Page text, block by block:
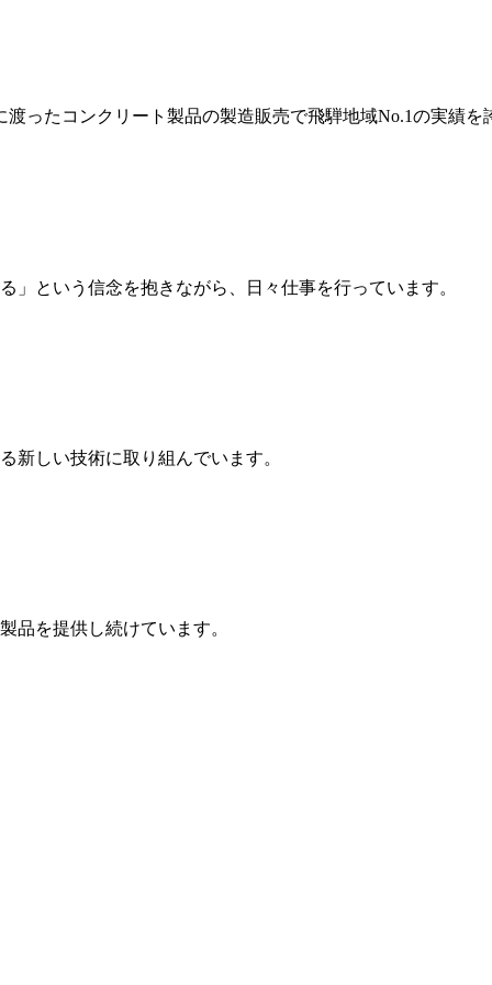
ったコンクリート製品の製造販売で飛騨地域No.1の実績を
という信念を抱きながら、日々仕事を行っています。
新しい技術に取り組んでいます。
品を提供し続けています。